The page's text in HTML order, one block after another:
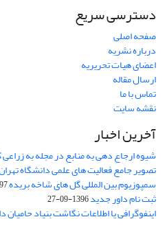
دسترسی سریع
صفحه اصلی
درباره نشریه
اعضای هیات تحریریه
ارسال مقاله
تماس با ما
نقشه سایت
آخرین اخبار
شیوه ارجاع دهی به منابع در مجله به
تصویر جامع فعالیت های علمی دانشگاه
سمپوزیوم بین المللی گل های شاخه بریده21
ثبت نام داور جدید1396-09-27
اینفوگرافی یا اطلاعات نگاشت بنیاد حامیان